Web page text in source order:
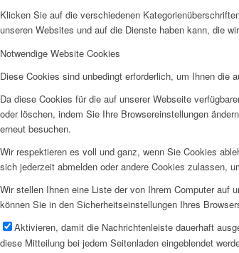
Klicken Sie auf die verschiedenen
unseren Websites und auf die Dienste haben kann, die
Notwendige Website Cookies
Diese Cookies sind unbedingt erforderlich, um Ihnen die
Da diese Cookies für die auf unserer Webseite
oder löschen, indem Sie Ihre Browsereinstellungen
erneut besuchen.
Wir respektieren es voll und ganz, wenn Sie Cookies
sich jederzeit abmelden oder andere Cookies zulassen,
Wir stellen Ihnen eine Liste der von Ihrem Computer auf
können Sie in den Sicherheitseinstellungen Ihres
Aktivieren, damit die Nachrichtenleiste dauerhaft
diese Mitteilung bei jedem Seitenladen eingeblendet